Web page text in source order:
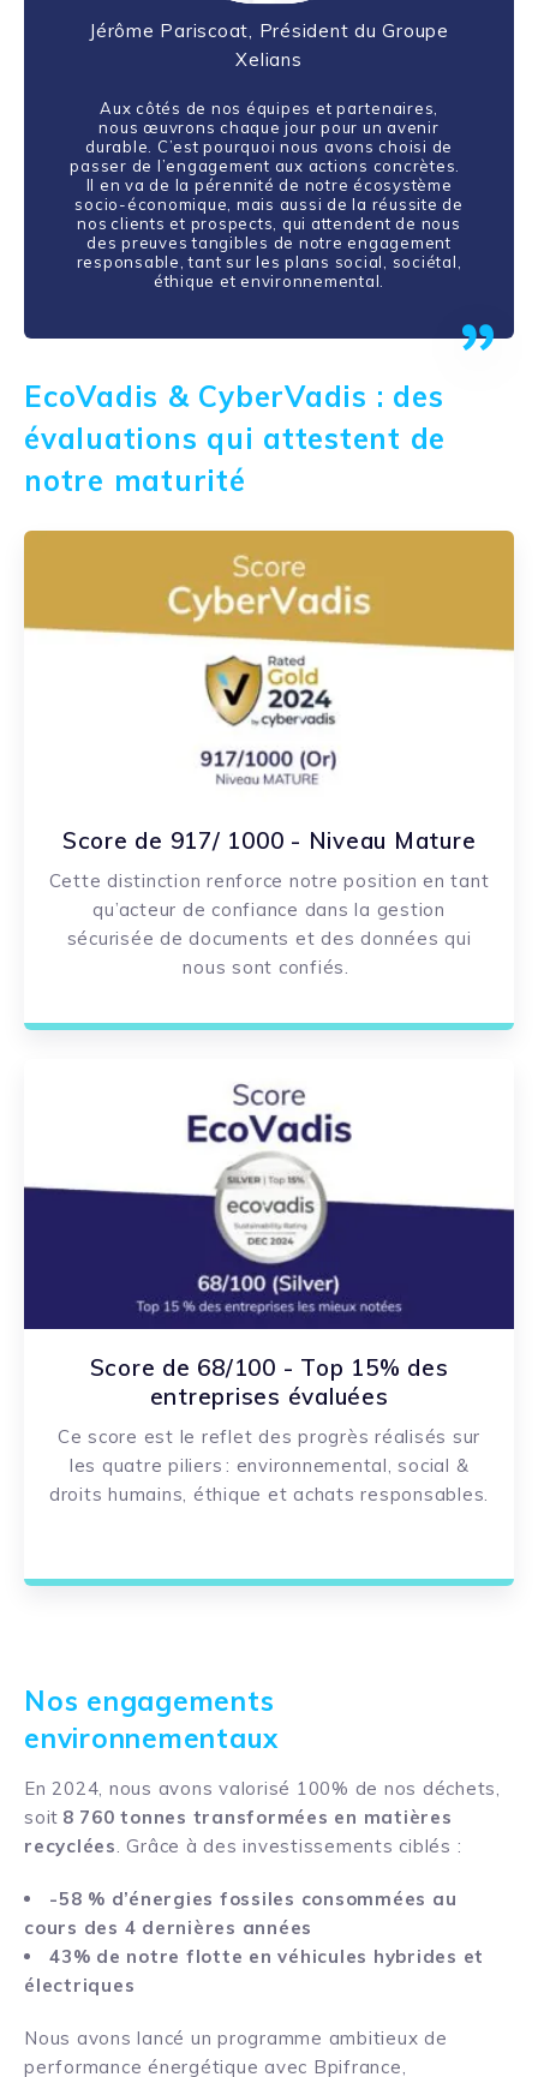
Jérôme Pariscoat, Président du Groupe
Xelians
Aux côtés de nos équipes et partenaires,
nous œuvrons chaque jour pour un avenir
durable. C’est pourquoi nous avons choisi de
passer de l’engagement aux actions concrètes.
Il en va de la pérennité de notre écosystème
socio-économique, mais aussi de la réussite de
nos clients et prospects, qui attendent de nous
des preuves tangibles de notre engagement
responsable, tant sur les plans social, sociétal,
éthique et environnemental.
EcoVadis & CyberVadis : des
évaluations qui attestent de
notre maturité
Score de 917/ 1000 - Niveau Mature
Cette distinction renforce notre position en tant
qu’acteur de confiance dans la gestion
sécurisée de documents et des données qui
nous sont confiés.
Score de 68/100 - Top 15% des
entreprises évaluées
Ce score est le reflet des progrès réalisés sur
les quatre piliers : environnemental, social &
droits humains, éthique et achats responsables.
Nos engagements
environnementaux
En 2024, nous avons valorisé 100% de nos déchets,
soit 8 760 tonnes transformées en matières
recyclées. Grâce à des investissements ciblés :
-58 % d’énergies fossiles consommées au
cours des 4 dernières années
43% de notre flotte en véhicules hybrides et
électriques
Nous avons lancé un programme ambitieux de
performance énergétique avec Bpifrance,